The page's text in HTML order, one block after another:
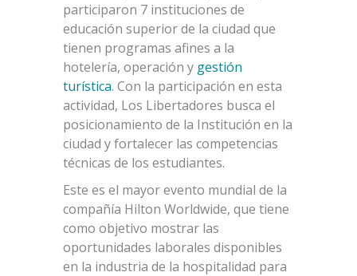
participaron 7 instituciones de
educación superior de la ciudad que
tienen programas afines a la
hotelería, operación y gestión
turística. Con la participación en esta
actividad, Los Libertadores busca el
posicionamiento de la Institución en la
ciudad y fortalecer las competencias
técnicas de los estudiantes.
Este es el mayor evento mundial de la
compañía Hilton Worldwide, que tiene
como objetivo mostrar las
oportunidades laborales disponibles
en la industria de la hospitalidad para